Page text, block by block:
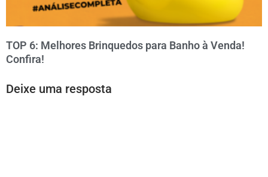
TOP 6: Melhores Brinquedos para Banho à Venda!
Confira!
Deixe uma resposta